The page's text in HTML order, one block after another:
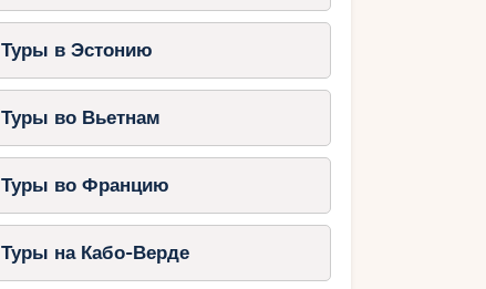
Туры в Эстонию
Туры во Вьетнам
Туры во Францию
Туры на Кабо-Верде